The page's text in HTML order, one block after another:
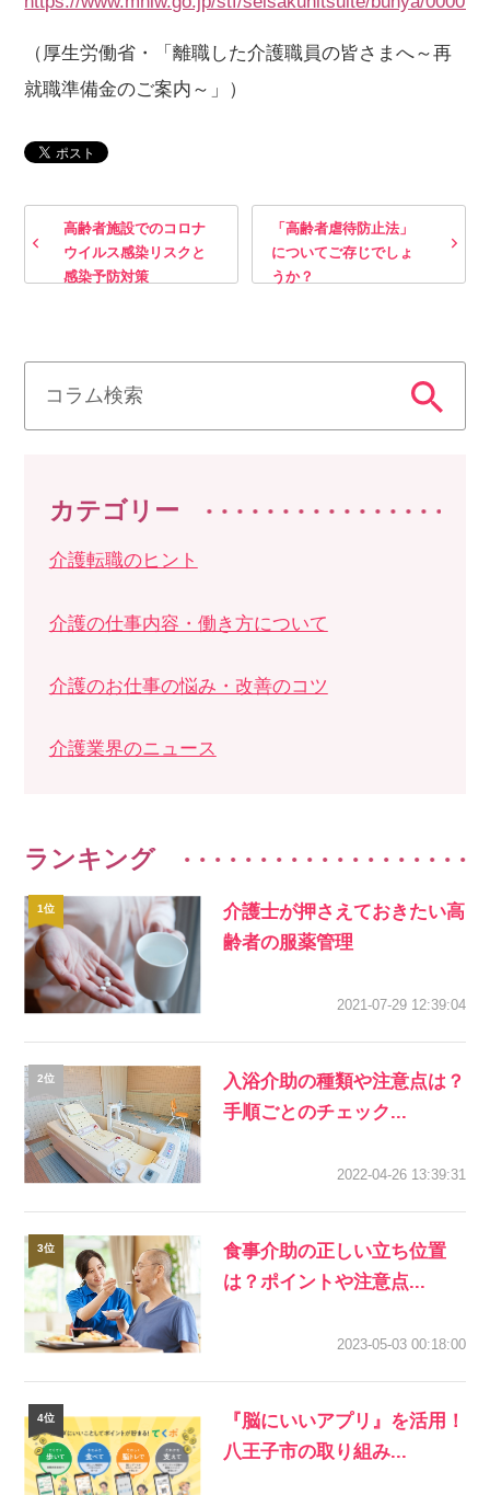
（厚生労働省・「離職した介護職員の皆さまへ～再
就職準備金のご案内～」）
高齢者施設でのコロナ
ウイルス感染リスクと
感染予防対策
「高齢者虐待防止法」
についてご存じでしょ
うか？
カテゴリー
介護転職のヒント
介護の仕事内容・働き方について
介護のお仕事の悩み・改善のコツ
介護業界のニュース
ランキング
介護士が押さえておきたい高
齢者の服薬管理
2021-07-29 12:39:04
入浴介助の種類や注意点は？
手順ごとのチェック...
2022-04-26 13:39:31
食事介助の正しい立ち位置
は？ポイントや注意点...
2023-05-03 00:18:00
『脳にいいアプリ』を活用！
八王子市の取り組み...